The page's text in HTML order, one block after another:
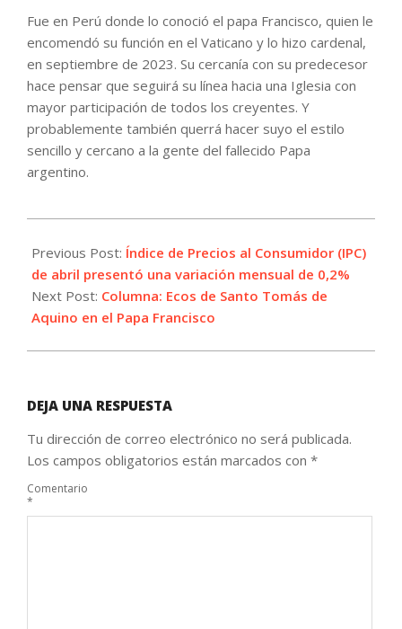
Fue en Perú donde lo conoció el papa Francisco, quien le
encomendó su función en el Vaticano y lo hizo cardenal,
en septiembre de 2023. Su cercanía con su predecesor
hace pensar que seguirá su línea hacia una Iglesia con
mayor participación de todos los creyentes. Y
probablemente también querrá hacer suyo el estilo
sencillo y cercano a la gente del fallecido Papa
argentino.
05-
08
Previous Post: Índice de Precios al Consumidor (IPC)
de abril presentó una variación mensual de 0,2%
Next Post: Columna: Ecos de Santo Tomás de
Aquino en el Papa Francisco
DEJA UNA RESPUESTA
Tu dirección de correo electrónico no será publicada.
Los campos obligatorios están marcados con *
Comentario
*